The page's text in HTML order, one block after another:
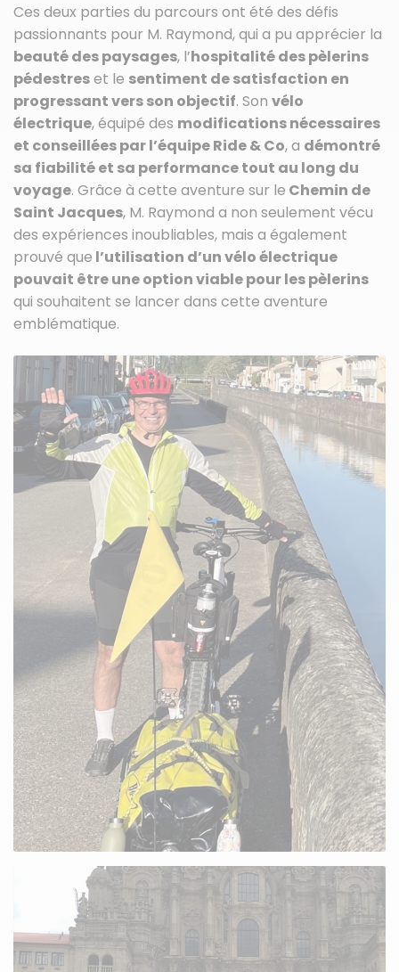
Ces deux parties du parcours ont été des défis
passionnants pour M. Raymond, qui a pu apprécier la
beauté des paysages, l’hospitalité des pèlerins
pédestreset le sentiment de satisfaction en
progressant vers son objectif. Son vélo
électrique, équipé des modifications nécessaires
et conseillées par l’équipe Ride & Co, a démontré
sa fiabilité et sa performance tout au long du
voyage. Grâce à cette aventure sur le Chemin de
Saint Jacques, M. Raymond a non seulement vécu
des expériences inoubliables, mais a également
prouvé que l’utilisation d’un vélo électrique
pouvait être une option viable pour les pèlerins
qui souhaitent se lancer dans cette aventure
emblématique.